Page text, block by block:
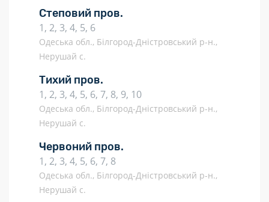
Степовий пров.
1, 2, 3, 4, 5, 6
Одеська обл., Білгород-Дністровський р-н.,
Нерушай с.
Тихий пров.
1, 2, 3, 4, 5, 6, 7, 8, 9, 10
Одеська обл., Білгород-Дністровський р-н.,
Нерушай с.
Червоний пров.
1, 2, 3, 4, 5, 6, 7, 8
Одеська обл., Білгород-Дністровський р-н.,
Нерушай с.